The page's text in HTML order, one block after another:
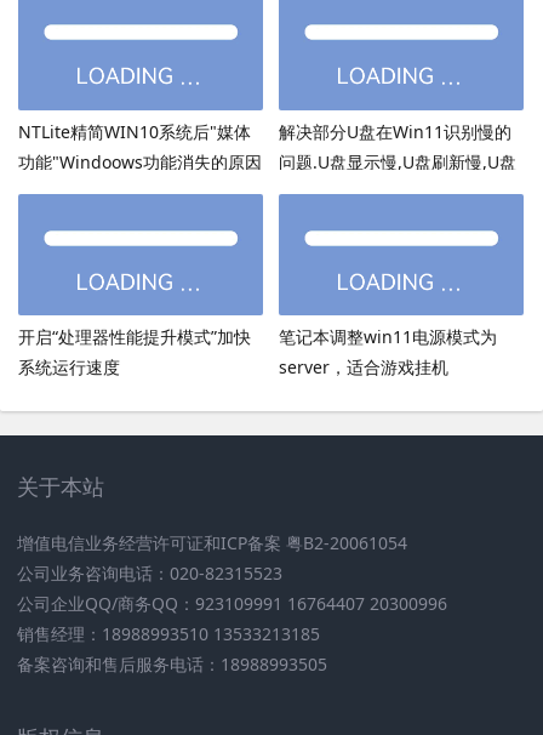
NTLite精简WIN10系统后"媒体
功能"Windoows功能消失的原因
解决部分U盘在Win11识别慢的
问题.U盘显示慢,U盘刷新慢,U盘
加载慢
开启“处理器性能提升模式”加快
系统运行速度
笔记本调整win11电源模式为
server，适合游戏挂机
关于本站
增值电信业务经营许可证和ICP备案 粤B2-20061054
公司业务咨询电话：020-82315523
公司企业QQ/商务QQ：923109991 16764407 20300996
销售经理：18988993510 13533213185
备案咨询和售后服务电话：18988993505